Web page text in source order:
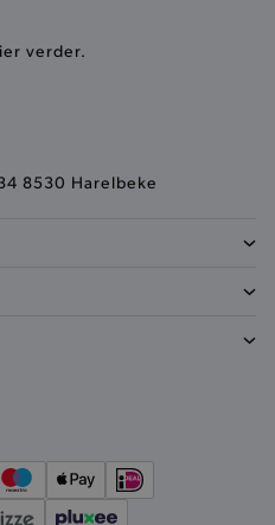
verder.
8530 Harelbeke
.brooklyn.be